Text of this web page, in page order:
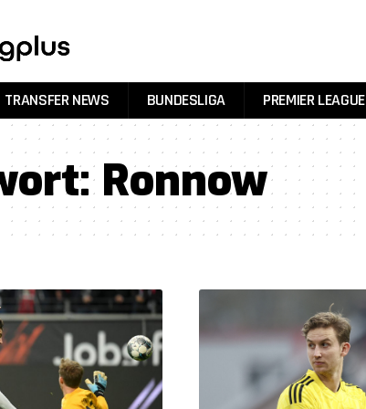
TRANSFER NEWS BUNDESLIGA PREMIER LEAGUE
Ronnow